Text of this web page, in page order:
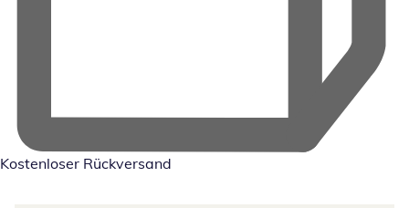
Kostenloser Rückversand